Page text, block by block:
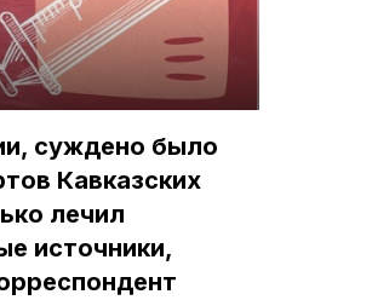
суждено было
Кавказских
лечил
источники,